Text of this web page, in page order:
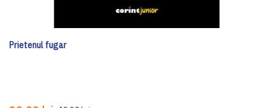
Prietenul fugar